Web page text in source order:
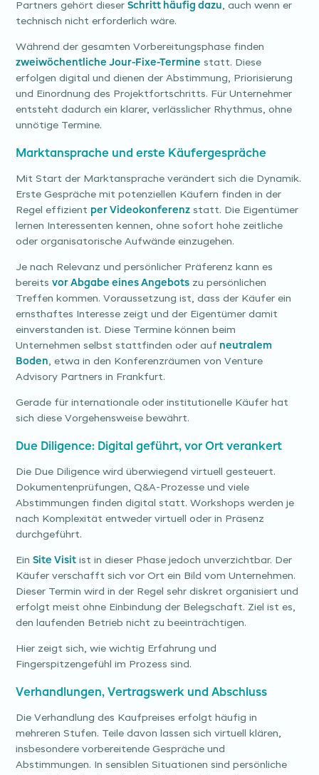
Partners gehört dieserSchritt häufig dazu, auch wenn er
technisch nicht erforderlich wäre.
Während der gesamten Vorbereitungsphase finden
zweiwöchentliche Jour-Fixe-Termine statt. Diese
erfolgen digital und dienen der Abstimmung, Priorisierung
und Einordnung des Projektfortschritts. Für Unternehmer
entsteht dadurch ein klarer, verlässlicher Rhythmus, ohne
unnötige Termine.
Marktansprache und erste Käufergespräche
Mit Start der Marktansprache verändert sich die Dynamik.
Erste Gespräche mit potenziellen Käufern finden in der
Regel effizient per Videokonferenz statt. Die Eigentümer
lernen Interessenten kennen, ohne sofort hohe zeitliche
oder organisatorische Aufwände einzugehen.
Je nach Relevanz und persönlicher Präferenz kann es
bereitsvor Abgabe eines Angebots zu persönlichen
Treffen kommen. Voraussetzung ist, dass der Käufer ein
ernsthaftes Interesse zeigt und der Eigentümer damit
einverstanden ist. Diese Termine können beim
Unternehmen selbst stattfinden oder auf neutralem
Boden, etwa in den Konferenzräumen von Venture
Advisory Partners in Frankfurt.
Gerade für internationale oder institutionelle Käufer hat
sich diese Vorgehensweise bewährt.
Due Diligence: Digital geführt, vor Ort verankert
Die Due Diligence wird überwiegend virtuell gesteuert.
Dokumentenprüfungen, Q&A-Prozesse und viele
Abstimmungen finden digital statt. Workshops werden je
nach Komplexität entweder virtuell oder in Präsenz
durchgeführt.
EinSite Visit ist in dieser Phase jedoch unverzichtbar. Der
Käufer verschafft sich vor Ort ein Bild vom Unternehmen.
Dieser Termin wird in der Regel sehr diskret organisiert und
erfolgt meist ohne Einbindung der Belegschaft. Ziel ist es,
den laufenden Betrieb nicht zu beeinträchtigen.
Hier zeigt sich, wie wichtig Erfahrung und
Fingerspitzengefühl im Prozess sind.
Verhandlungen, Vertragswerk und Abschluss
Die Verhandlung des Kaufpreises erfolgt häufig in
mehreren Stufen. Teile davon lassen sich virtuell klären,
insbesondere vorbereitende Gespräche und
Abstimmungen. In sensiblen Situationen sind persönliche